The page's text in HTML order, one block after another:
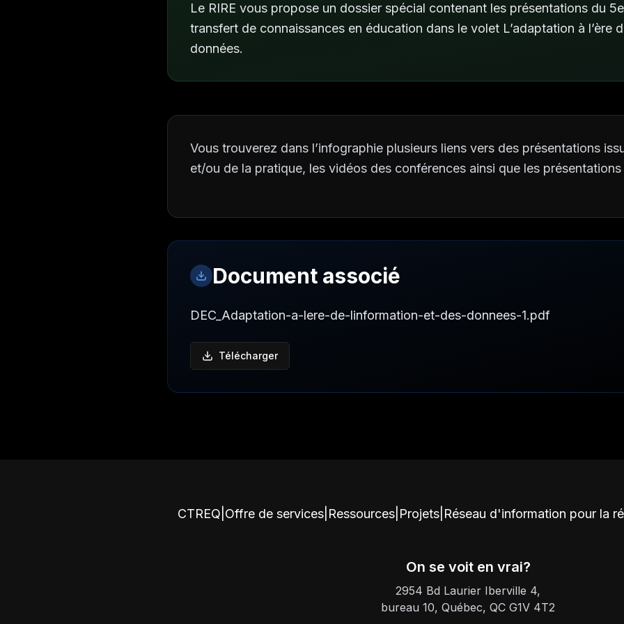
Le RIRE vous propose un dossier spécial contenant les présentations du
transfert de connaissances en éducation dans le volet L’adaptation à l’ère
données.
Vous trouverez dans l’infographie plusieurs liens vers des présentations
et/ou de la pratique, les vidéos des conférences ainsi que les présentations
Document associé
DEC_Adaptation-a-lere-de-linformation-et-des-donnees-1.pdf
Télécharger
CTREQ Offre de services Ressources Projets Réseau d'information pour la
On se voit en vrai?
2954 Bd Laurier Iberville 4,
bureau 10, Québec, QC G1V 4T2